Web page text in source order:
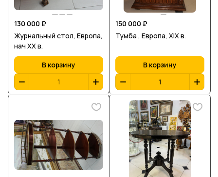
130 000 ₽
Журнальный стол, Европа,
нач ХХ в.
В корзину
150 000 ₽
Тумба , Европа, XIX в.
В корзину